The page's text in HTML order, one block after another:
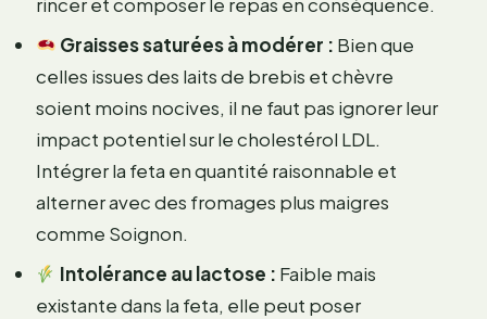
Graisses saturées à modérer : Bien que
celles issues des laits de brebis et chèvre
soient moins nocives, il ne faut pas ignorer leur
impact potentiel sur le cholestérol LDL.
Intégrer la feta en quantité raisonnable et
alterner avec des fromages plus maigres
comme Soignon.
Intolérance au lactose : Faible mais
existante dans la feta, elle peut poser